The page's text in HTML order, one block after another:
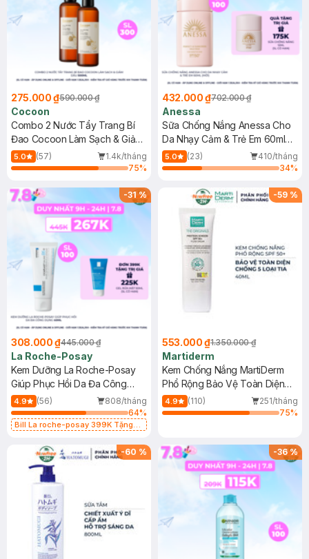
275.000 ₫590.000 ₫
Cocoon
Combo 2 Nước Tẩy Trang Bí
Đao Cocoon Làm Sạch & Giảm
Dầu 500ml
5.0 (57)
1.4k/tháng
75%
432.000 ₫702.000 ₫
Anessa
Sữa Chống Nắng Anessa Cho
Da Nhạy Cảm & Trẻ Em 60ml
(Mới)
5.0 (23)
410/tháng
34%
-31%
308.000 ₫445.000 ₫
La Roche-Posay
Kem Dưỡng La Roche-Posay
Giúp Phục Hồi Da Đa Công
Dụng 40ml
4.9 (56)
808/tháng
64%
Bill La roche-posay 399K Tặng
(SL có hạn)
-59 %
553.000 ₫1.350.000 ₫
Martiderm
Kem Chống Nắng MartiDerm
Phổ Rộng Bảo Vệ Toàn Diện
40ml
4.9 (110)
251/tháng
75%
-60 % -36%